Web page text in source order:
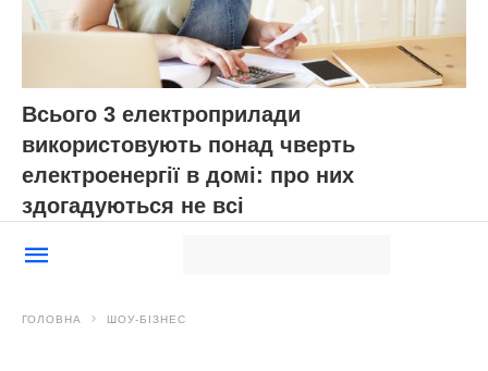
Всього 3 електроприлади
використовують понад чверть
електроенергії в домі: про них
здогадуються не всі